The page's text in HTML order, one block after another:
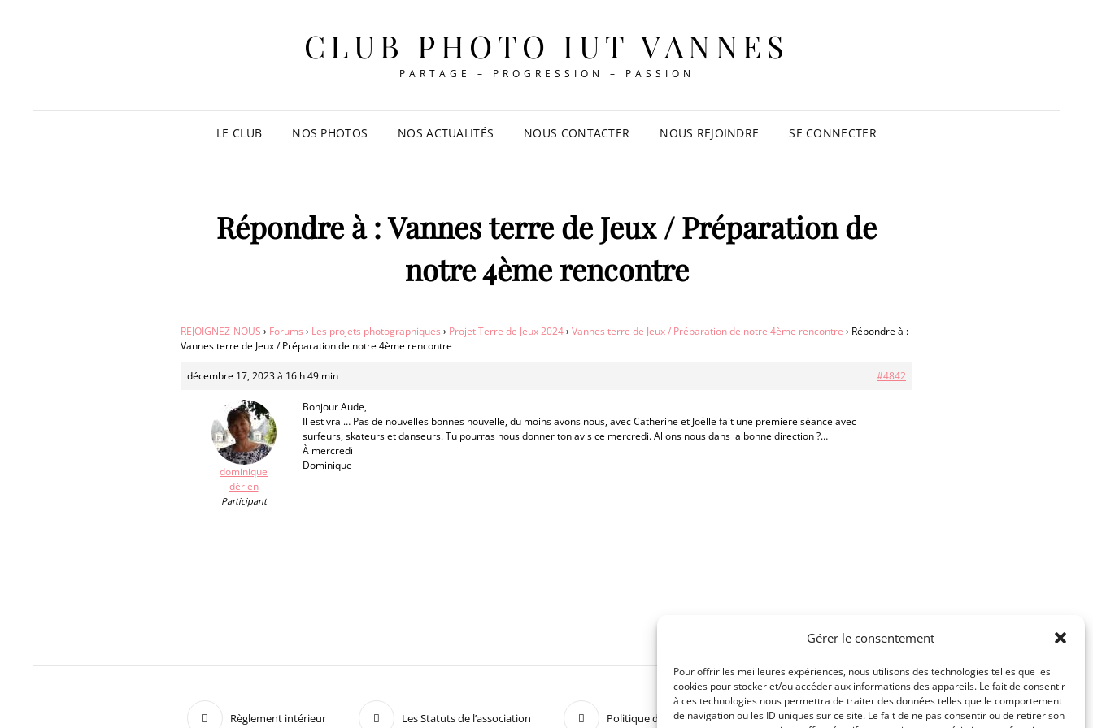
Gérer le consentement
Pour offrir les meilleures expériences, nous utilisons des technologies telles que les
cookies pour stocker et/ou accéder aux informations des appareils. Le fait de consentir
à ces technologies nous permettra de traiter des données telles que le comportement
de navigation ou les ID uniques sur ce site. Le fait de ne pas consentir ou de retirer son
CLUB PHOTO IUT VANNES
PARTAGE – PROGRESSION – PASSION
LE CLUB NOS PHOTOS NOS ACTUALITÉS NOUS CONTACTER NOUS REJOINDRE SE CONNECTER
Répondre à : Vannes terre de Jeux / Préparation de
notre 4ème rencontre
REJOIGNEZ-NOUS › Forums › Les projets photographiques › Projet Terre de Jeux 2024› Vannes terre de Jeux / Préparation de notre 4ème rencontre › Répondre à :
Vannes terre de Jeux / Préparation de notre 4ème rencontre
décembre 17, 2023 à 16 h 49 min #4842
dominique
dérien
Participant
Bonjour Aude,
Il est vrai… Pas de nouvelles bonnes nouvelle, du moins avons nous, avec Catherine et Joëlle fait une premiere séance avec
surfeurs, skateurs et danseurs. Tu pourras nous donner ton avis ce mercredi. Allons nous dans la bonne direction ?…
À mercredi
Dominique
Règlement intérieur Les Statuts de l’association Politique de confidentialité Mentions légales